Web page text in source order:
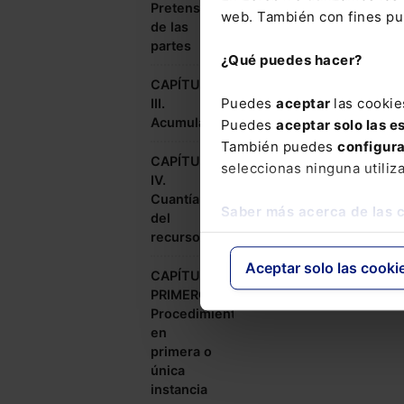
web. También con fines
¿Qué puedes hacer?
Puedes aceptar las
Puedes aceptar solo las
También puedes
seleccionas ninguna
Saber más acerca de las
Aceptar solo las
Pretensiones
de las
partes
CAPÍTULO
III.
Acumulación
CAPÍTULO
IV.
Cuantía
del
recurso
CAPÍTULO
PRIMERO.
Procedimiento
en
primera o
única
instancia